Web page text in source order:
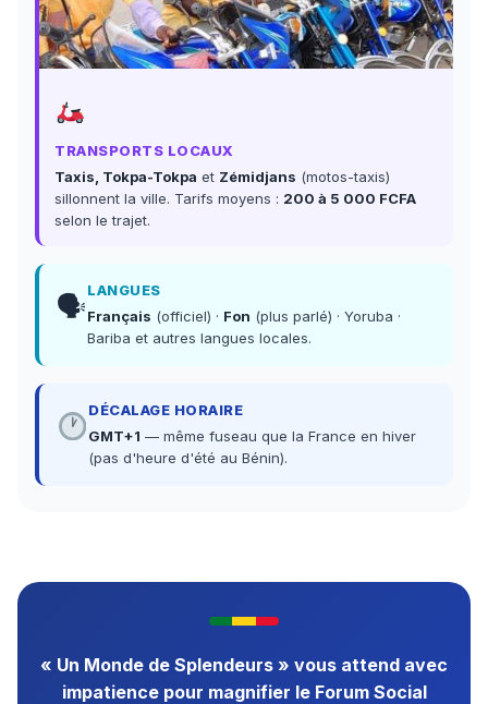
TRANSPORTS LOCAUX
Taxis, Tokpa-Tokpa et Zémidjans (motos-taxis)
sillonnent la ville. Tarifs moyens : 200 à 5 000 FCFA
selon le trajet.
🗣LANGUES
Français (officiel) · Fon (plus parlé) · Yoruba ·
Bariba et autres langues locales.
DÉCALAGE HORAIRE
GMT+1 — même fuseau que la France en hiver
(pas d'heure d'été au Bénin).
« Un Monde de Splendeurs » vous attend avec
impatience pour magnifier le Forum Social